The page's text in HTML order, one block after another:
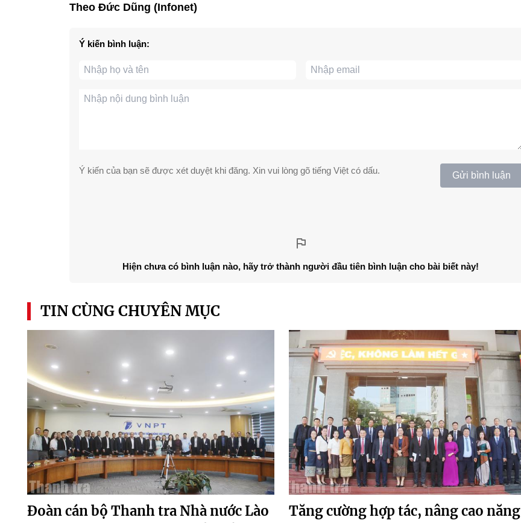
Theo Đức Dũng (Infonet)
Ý kiến bình luận:
Ý kiến của bạn sẽ được xét duyệt khi đăng. Xin vui lòng gõ tiếng Việt có dấu. Gửi bình luận
Hiện chưa có bình luận nào, hãy trở thành người đầu tiên bình luận cho bài biết này!
TIN CÙNG CHUYÊN MỤC
Đoàn cán bộ Thanh tra Nhà nước Lào
Tăng cường hợp tác, nâng cao năng